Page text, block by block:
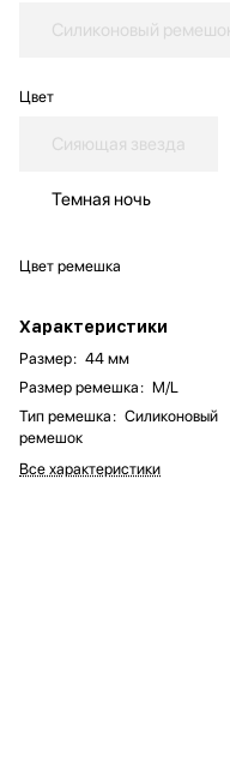
Силиконовый ремешок
Цвет
Сияющая звезда
Темная ночь
Цвет ремешка
Характеристики
Размер: 44 мм
Размер ремешка : M/L
Тип ремешка : Силиконовый
ремешок
Все характеристики